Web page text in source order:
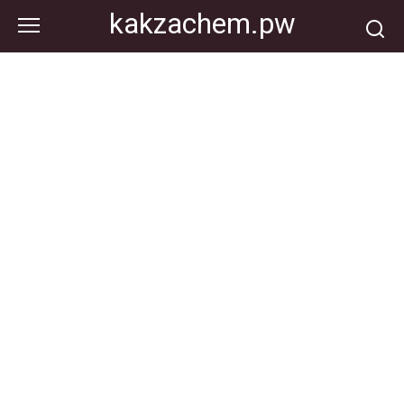
контенту
kakzachem.pw